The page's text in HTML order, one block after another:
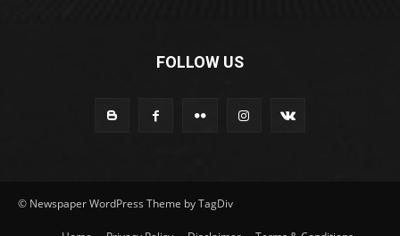
FOLLOW US
© Newspaper WordPress Theme by TagDiv